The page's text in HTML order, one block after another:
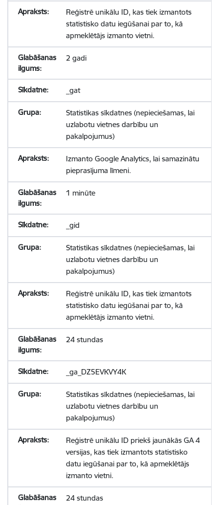
Reģistrē unikālu ID, kas tiek izmantots
statistisko datu iegūšanai par to, kā
apmeklētājs izmanto vietni.
2 gadi
_gat
Statistikas sīkdatnes (nepieciešamas, lai
uzlabotu vietnes darbību un
pakalpojumus)
Izmanto Google Analytics, lai samazinātu
pieprasījuma līmeni.
1 minūte
_gid
Statistikas sīkdatnes (nepieciešamas, lai
uzlabotu vietnes darbību un
pakalpojumus)
Reģistrē unikālu ID, kas tiek izmantots
statistisko datu iegūšanai par to, kā
apmeklētājs izmanto vietni.
24 stundas
_ga_DZ5EVKVY4K
Statistikas sīkdatnes (nepieciešamas, lai
uzlabotu vietnes darbību un
pakalpojumus)
Reģistrē unikālu ID priekš jaunākās GA 4
versijas, kas tiek izmantots statistisko
datu iegūšanai par to, kā apmeklētājs
izmanto vietni.
24 stundas